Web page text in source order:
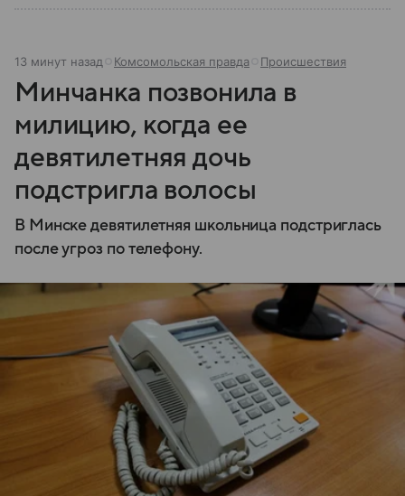
13 минут назад Комсомольская правда Происшествия
Минчанка позвонила в
милицию, когда ее
девятилетняя дочь
подстригла волосы
В Минске девятилетняя школьница подстриглась
после угроз по телефону.